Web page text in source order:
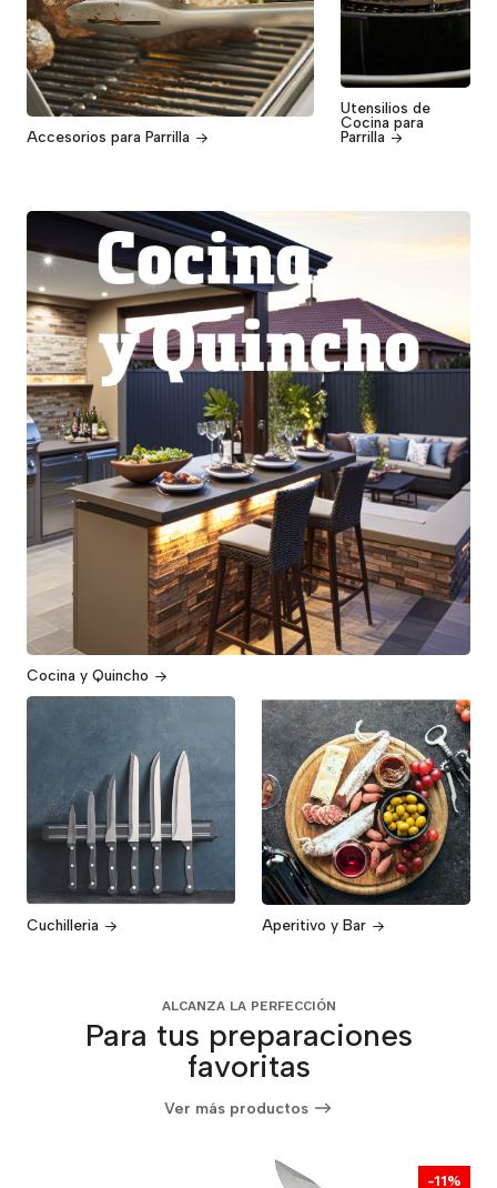
Accesorios para Parrilla
Utensilios de
Cocina para
Parrilla
Cocina y Quincho
Cuchilleria Aperitivo y Bar
ALCANZA LA PERFECCIÓN
Para tus preparaciones
favoritas
Ver más productos
-11%